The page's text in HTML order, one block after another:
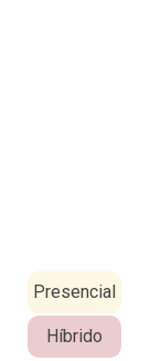
Presencial
Híbrido